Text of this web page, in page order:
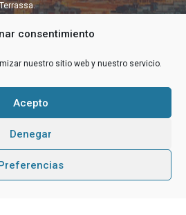
consentimiento
nuestro sitio web y nuestro servicio.
Acepto
Denegar
Tenerife.
938381540
13 y 15-18